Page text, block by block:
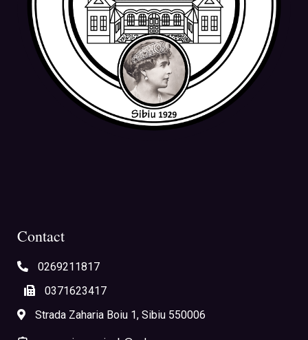
Contact
0269211817
0371623417
Strada Zaharia Boiu 1, Sibiu 550006